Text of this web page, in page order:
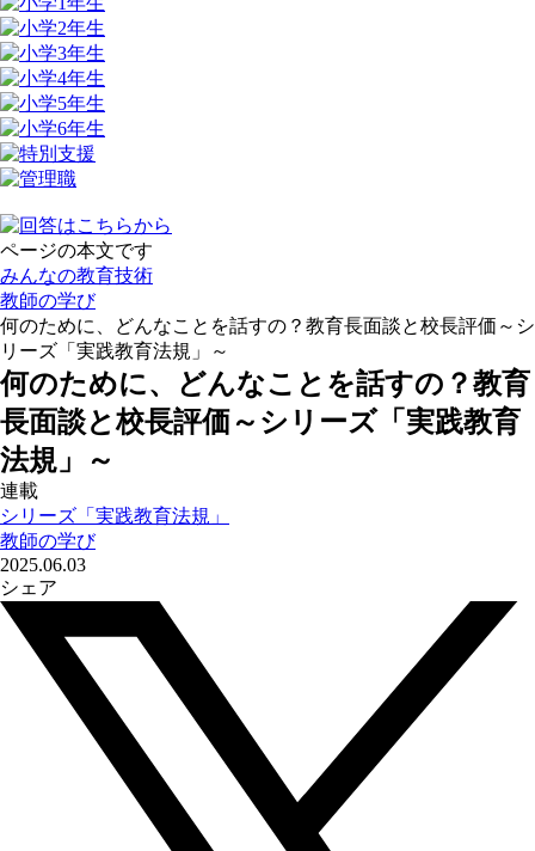
ページの本文です
みんなの教育技術
教師の学び
何のために、どんなことを話すの？教育長面談と校長評価～シ
リーズ「実践教育法規」～
何のために、どんなことを話すの？教育
長面談と校長評価～シリーズ「実践教育
法規」～
連載
シリーズ「実践教育法規」
教師の学び
2025.06.03
シェア